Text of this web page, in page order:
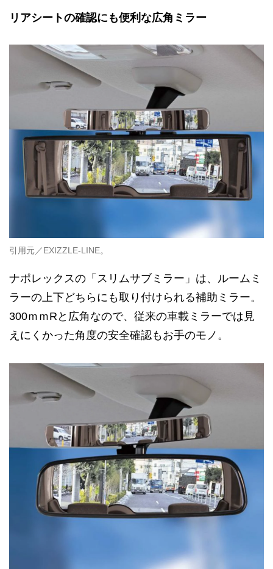
リアシートの確認にも便利な広角ミラー
引用元／EXIZZLE-LINE。
ナポレックスの「スリムサブミラー」は、ルームミ
ラーの上下どちらにも取り付けられる補助ミラー。
300ｍｍRと広角なので、従来の車載ミラーでは見
えにくかった角度の安全確認もお手のモノ。